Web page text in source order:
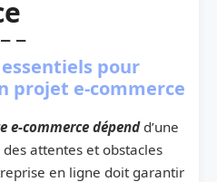
pour
projet e-commerce
e-commerce dépendd’une
attentes et obstacles
en ligne doit garantir